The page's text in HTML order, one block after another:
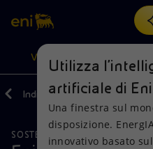
Cerca
scopri EnergIA, la nostra
artificiale.
VISIONE
Visione
Azioni
Prodotti
Indietro Media
SOSTENIBILITÀ
Utilizza
artificiale di Eni
Una finestra sul
disposizione.
innovativo basato